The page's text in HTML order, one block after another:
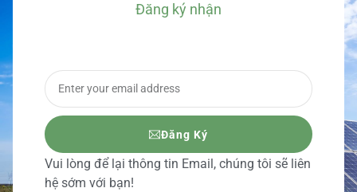
Đăng ký nhận
Đăng Ký
Vui lòng để lại thông tin Email, chúng tôi sẽ liên
hệ sớm với bạn!